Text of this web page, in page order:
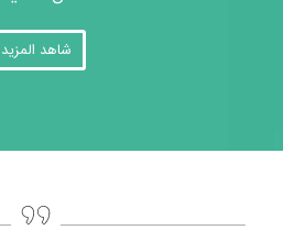
شاهد المزيد